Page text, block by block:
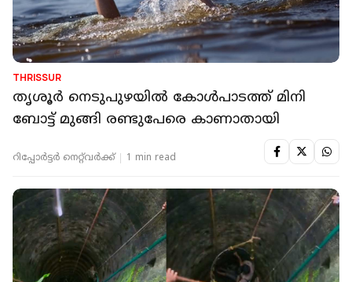
THRISSUR
തൃശൂർ നെടുപുഴയിൽ കോൾപാടത്ത് മിനി
ബോട്ട് മുങ്ങി രണ്ടുപേരെ കാണാതായി
റിപ്പോർട്ടർ നെറ്റ്‌വര്‍ക്ക്‌ 1 min read